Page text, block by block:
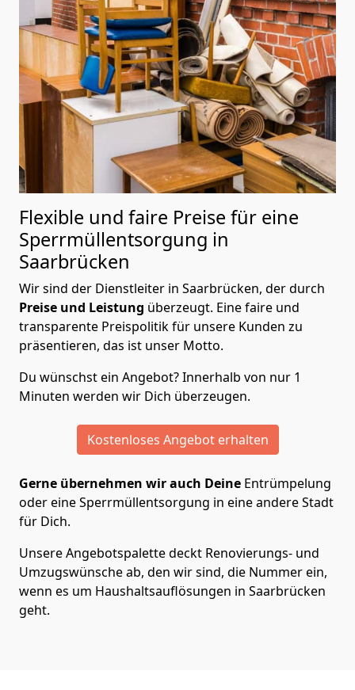
Flexible und faire Preise für eine
Sperrmüllentsorgung in
Saarbrücken
Wir sind der Dienstleiter in Saarbrücken, der durch
Preise und Leistung überzeugt. Eine faire und
transparente Preispolitik für unsere Kunden zu
präsentieren, das ist unser Motto.
Du wünschst ein Angebot? Innerhalb von nur 1
Minuten werden wir Dich überzeugen.
Kostenloses Angebot erhalten
Gerne übernehmen wir auch Deine Entrümpelung
oder eine Sperrmüllentsorgung in eine andere Stadt
für Dich.
Unsere Angebotspalette deckt Renovierungs- und
Umzugswünsche ab, den wir sind, die Nummer ein,
wenn es um Haushaltsauflösungen in Saarbrücken
geht.